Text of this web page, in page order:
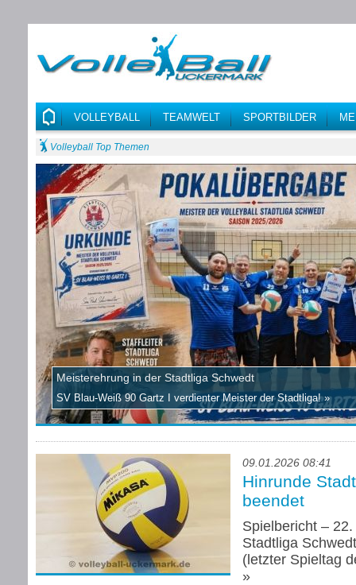
VOLLEYBALL TEAMWELT SPORTBILDER
Volleyball Top Themen
Meisterehrung in der Stadtliga Schwedt
SV Blau-Weiß 90 Gartz I verdienter Meister der Stadtliga!»
09.01.2026 08:41
Hinrunde
beendet
Spielbericht –
Stadtliga Schwedt
(letzter Spieltag
»